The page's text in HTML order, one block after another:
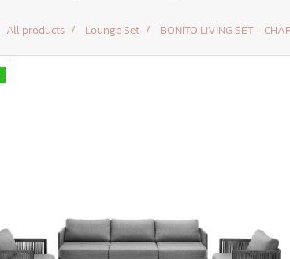
All products Lounge Set BONITO LIVING SET -